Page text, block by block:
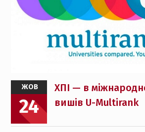
ЖОВ
24
ХПІ — в
вишів U-Multirank